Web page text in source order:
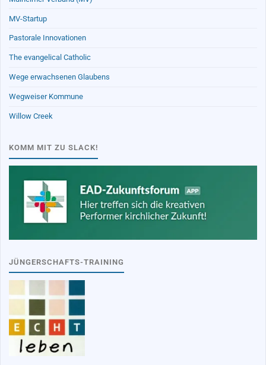
MV-Startup
Pastorale Innovationen
The evangelical Catholic
Wege erwachsenen Glaubens
Wegweiser Kommune
Willow Creek
KOMM MIT ZU SLACK!
JÜNGERSCHAFTS-TRAINING